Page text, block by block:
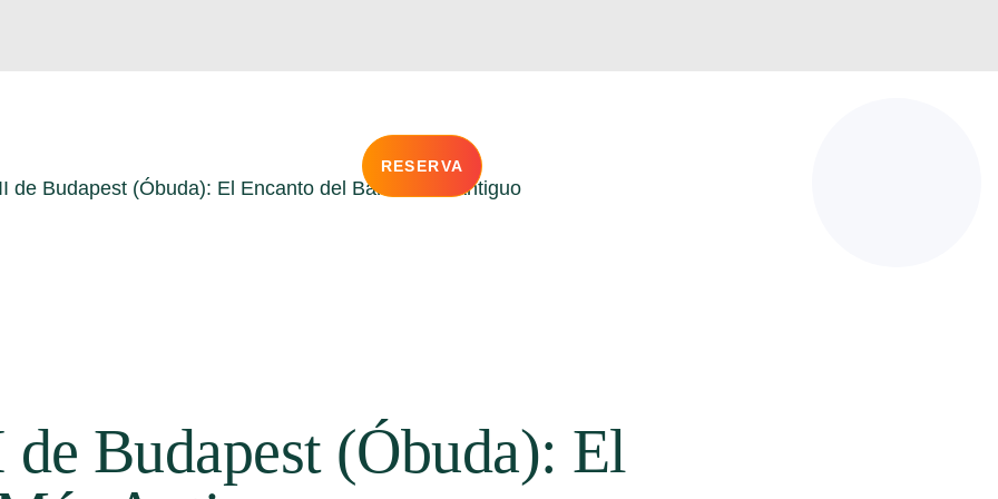
Privados Blog Sobre nosotros FAQ
RESERVA
de Budapest (Óbuda): El Encanto del Barrio Más Antiguo
Budapest (Óbuda): El